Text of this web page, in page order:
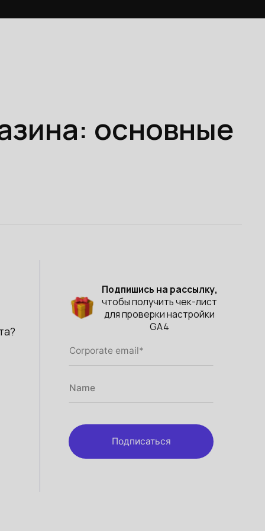
основные
Подпишись на рассылку,
чтобы получить чек-лист
для проверки настройки
GA4
Подписаться